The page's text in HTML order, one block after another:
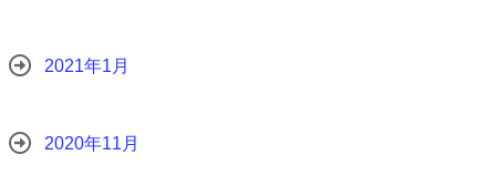
2021年1月
2020年11月